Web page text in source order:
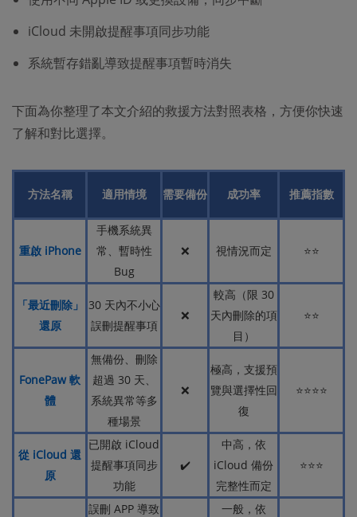
iCloud 未開啟提醒事項同步功能
系統暫存錯亂導致提醒事項暫時消失
下面為你整理了本文介紹的救援方法對照表格，方便你快速
了解和對比選擇。
方法名稱 適用情境 需要備份 成功率 推薦指數
重啟 iPhone
手機系統異
常、暫時性
Bug
❌ 視情況而定 ⭐⭐
「最近刪除」
還原
30 天內不小心
誤刪提醒事項
❌
較高（限 30
天內刪除的項
目）
⭐⭐
FonePaw 軟
體
無備份、刪除
超過 30 天、
系統異常等多
種場景
❌
極高，支援預
覽與選擇性回
復
⭐⭐⭐⭐
從 iCloud 還
原
已開啟 iCloud
提醒事項同步
功能
✔️
中高，依
iCloud 備份
完整性而定
⭐⭐⭐
誤刪 APP 導致
一般，依